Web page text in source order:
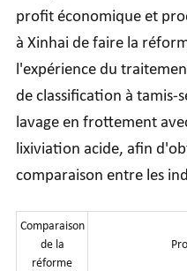
profit économique et
à Xinhai de faire la
l'expérience du
de classification à tamis-
lavage en frottement
lixiviation acide, afin
comparaison entre les
Comparaison
de la
réforme